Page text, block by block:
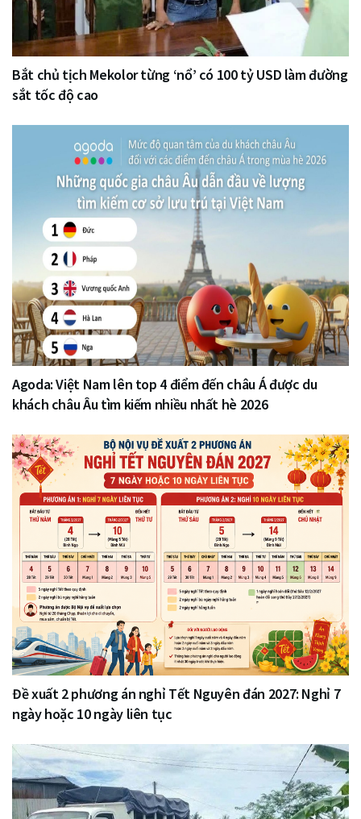
Bắt chủ tịch Mekolor từng ‘nổ’ có 100 tỷ USD làm đường
sắt tốc độ cao
Agoda: Việt Nam lên top 4 điểm đến châu Á được du
khách châu Âu tìm kiếm nhiều nhất hè 2026
Đề xuất 2 phương án nghỉ Tết Nguyên đán 2027: Nghỉ 7
ngày hoặc 10 ngày liên tục